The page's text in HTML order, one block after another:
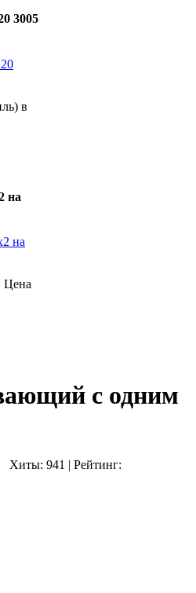
3005
в
на
Цена
с одним
Хиты: 941 | Рейтинг: